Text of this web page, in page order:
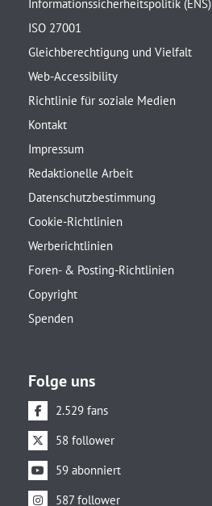
Informationssicherheitspolitik (ENS)
ISO 27001
Gleichberechtigung und Vielfalt
Web-Accessibility
Richtlinie für soziale Medien
Kontakt
Impressum
Redaktionelle Arbeit
Datenschutzbestimmung
Cookie-Richtlinien
Werberichtlinien
Foren- & Posting-Richtlinien
Copyright
Spenden
Folge uns
2.529 fans
58 follower
59 abonniert
587 follower